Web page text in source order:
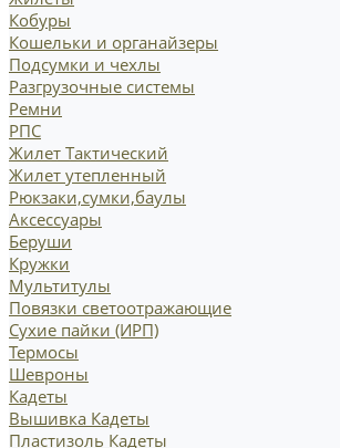
Кобуры
Кошельки и органайзеры
Подсумки и чехлы
Разгрузочные системы
Ремни
РПС
Жилет Тактический
Жилет утепленный
Рюкзаки,сумки,баулы
Аксессуары
Беруши
Кружки
Мультитулы
Повязки светоотражающие
Сухие пайки (ИРП)
Термосы
Шевроны
Кадеты
Вышивка Кадеты
Пластизоль Кадеты